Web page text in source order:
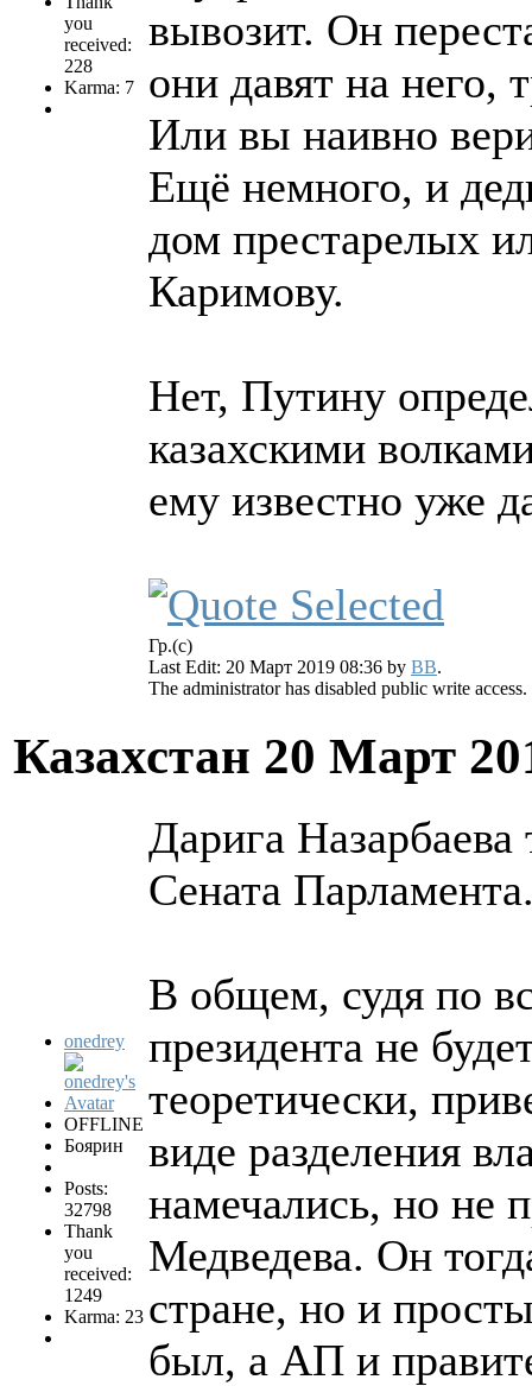
you
received:
228
Karma: 7
вывозит. Он
они давят на него,
Или вы наивно
Ещё немного, и
дом престарелых
Каримову.
Нет, Путину
казахскими
ему известно уже
Гр.(с)
Last Edit: 20 Март 2019 08:36 by BB.
The administrator has disabled public write access.
Казахстан 20 Март
onedrey
OFFLINE
Боярин
Posts:
32798
Thank
you
received:
1249
Karma: 23
Дарига Назарбаева
Сената
В общем, судя по
президента не
теоретически,
виде разделения
намечались, но не
Медведева. Он
стране, но и
был, а АП и